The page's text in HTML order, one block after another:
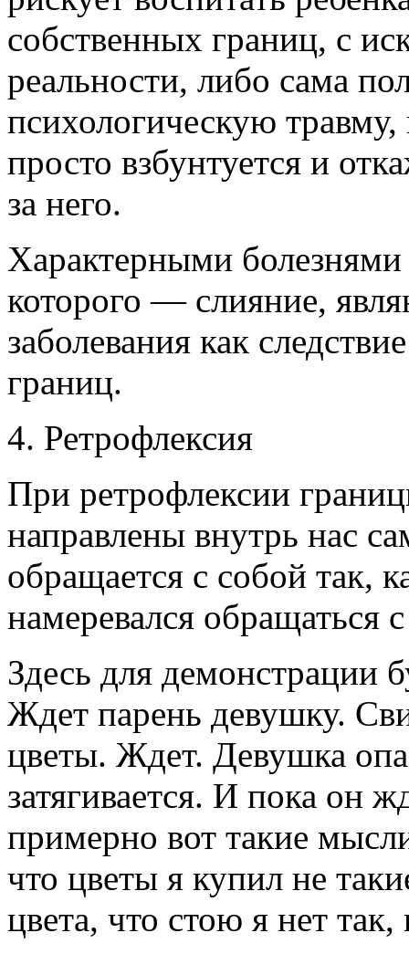
собственных границ, с
реальности, либо сама
психологическую
просто взбунтуется и
за него.
Характерными
которого — слияние,
заболевания как
границ.
4. Ретрофлексия
При ретрофлексии
направлены внутрь нас
обращается с собой так,
намеревался обращаться
Здесь для демонстрации
Ждет парень девушку.
цветы. Ждет. Девушка
затягивается. И пока он
примерно вот такие
что цветы я купил не
цвета, что стою я нет